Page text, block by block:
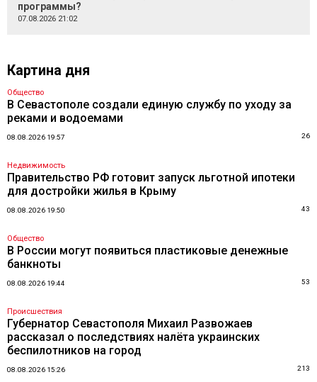
программы?
07.08.2026 21:02
Картина дня
Общество
В Севастополе создали единую службу по уходу за
реками и водоемами
08.08.2026 19:57 26
Недвижимость
Правительство РФ готовит запуск льготной ипотеки
для достройки жилья в Крыму
08.08.2026 19:50 43
Общество
В России могут появиться пластиковые денежные
банкноты
08.08.2026 19:44 53
Происшествия
Губернатор Севастополя Михаил Развожаев
рассказал о последствиях налёта украинских
беспилотников на город
08.08.2026 15:26 213